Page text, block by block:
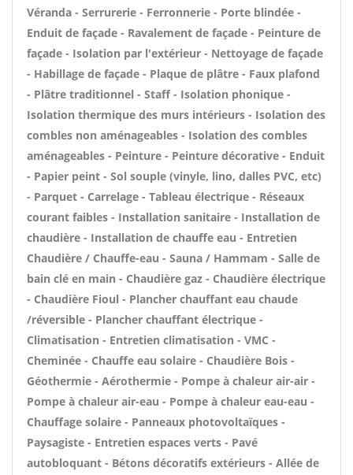
Véranda - Serrurerie - Ferronnerie - Porte blindée -
Enduit de façade - Ravalement de façade - Peinture de
façade - Isolation par l'extérieur - Nettoyage de façade
- Habillage de façade - Plaque de plâtre - Faux plafond
- Plâtre traditionnel - Staff - Isolation phonique -
Isolation thermique des murs intérieurs - Isolation des
combles non aménageables - Isolation des combles
aménageables - Peinture - Peinture décorative - Enduit
- Papier peint - Sol souple (vinyle, lino, dalles PVC, etc)
- Parquet - Carrelage - Tableau électrique - Réseaux
courant faibles - Installation sanitaire - Installation de
chaudière - Installation de chauffe eau - Entretien
Chaudière / Chauffe-eau - Sauna / Hammam - Salle de
bain clé en main - Chaudière gaz - Chaudière électrique
- Chaudière Fioul - Plancher chauffant eau chaude
/réversible - Plancher chauffant électrique -
Climatisation - Entretien climatisation - VMC -
Cheminée - Chauffe eau solaire - Chaudière Bois -
Géothermie - Aérothermie - Pompe à chaleur air-air -
Pompe à chaleur air-eau - Pompe à chaleur eau-eau -
Chauffage solaire - Panneaux photovoltaïques -
Paysagiste - Entretien espaces verts - Pavé
autobloquant - Bétons décoratifs extérieurs - Allée de